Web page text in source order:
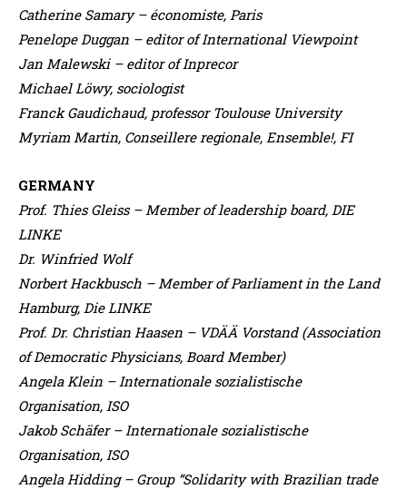
Catherine Samary – économiste, Paris
Penelope Duggan – editor of International Viewpoint
Jan Malewski – editor of Inprecor
Michael Löwy, sociologist
Franck Gaudichaud, professor Toulouse University
Myriam Martin, Conseillere regionale, Ensemble!, FI
GERMANY
Prof. Thies Gleiss – Member of leadership board, DIE
LINKE
Dr. Winfried Wolf
Norbert Hackbusch – Member of Parliament in the Land
Hamburg, Die LINKE
Prof. Dr. Christian Haasen – VDÄÄ Vorstand (Association
of Democratic Physicians, Board Member)
Angela Klein – Internationale sozialistische
Organisation, ISO
Jakob Schäfer – Internationale sozialistische
Organisation, ISO
Angela Hidding – Group “Solidarity with Brazilian trade